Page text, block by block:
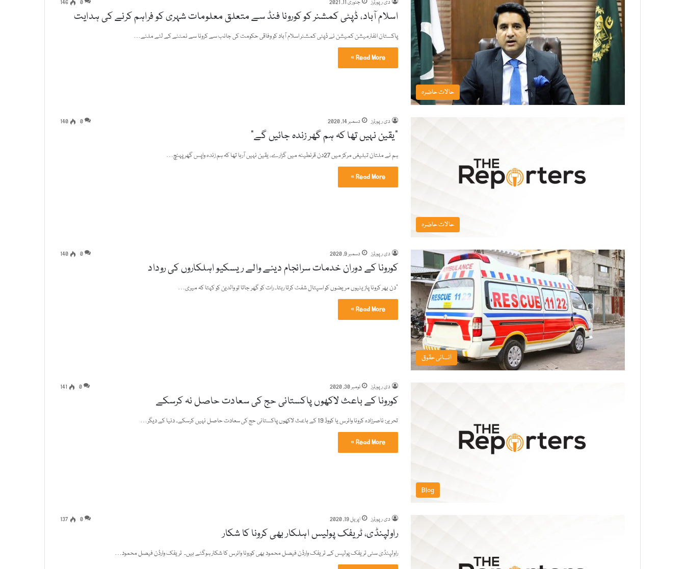
حالات حاضرہ
دی رپورٹرز جنوری 11, 2021 0
146
اسلام آباد، ڈپٹی کمشنر کو کورونا فنڈ سے متعلق معلومات شہری کو فراہم کرنے کی ہدایت
پاکستان انفارمیشن کمیشن نے ڈپٹی کمشنر اسلام آباد کو وفاقی حکومت کی جانب سے کرونا سے نمٹنے کے لئے ملنے…
Read More »
حالات حاضرہ
دی رپورٹرز دسمبر 14, 2020 0
140
"یقین نہیں تھا کہ ہم گھر زندہ جائیں گے"
ہم نے ملتان تبلیغی مرکز میں 27دن قرنطینہ میں گزارے، یقین نہیں آرہا تھا کہ ہم زندہ واپس گھر پہنچ…
Read More »
انسانی حقوق
دی رپورٹرز دسمبر 9, 2020 0
140
کورونا کے دوران خدمات سرانجام دینے والے ریسکیو اہلکاروں کی روداد
"دن بھر کرونا پازیٹیوں مریضوں کو اسپتال شفٹ کرتا رہتا۔ رات کو گھر جاتا تو والدین کو کہتا کہ میری…
Read More »
Blog
دی رپورٹرز نومبر 30, 2020 0
141
کورونا کے باعث لاکھوں پاکستانی حج کی سعادت حاصل نہ کرسکے
تحریر: ناصرزادہ کرونا وائرس یا کووڈ 19 کے باعث لاکھوں پاکستانی حج کی سعادت حاصل نہیں کرسکے۔ دنیا کے دیگر…
Read More »
دی رپورٹرز اپریل 19, 2020 0
137
راولپنڈی، ٹریفک پولیس اہلکار بھی کرونا کا شکار
راولپنڈی سٹی ٹریفک پولیس کے ٹریفک وارڈن فیصل محمود بھی کورونا وائرس کا شکار ہوگئے ہیں۔ ٹریفک وارڈن فیصل محمود…